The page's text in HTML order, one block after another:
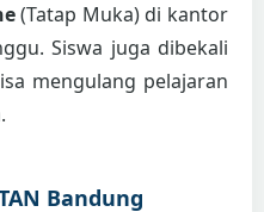
(Tatap Muka) di kantor
Siswa juga dibekali
mengulang pelajaran
Bandung